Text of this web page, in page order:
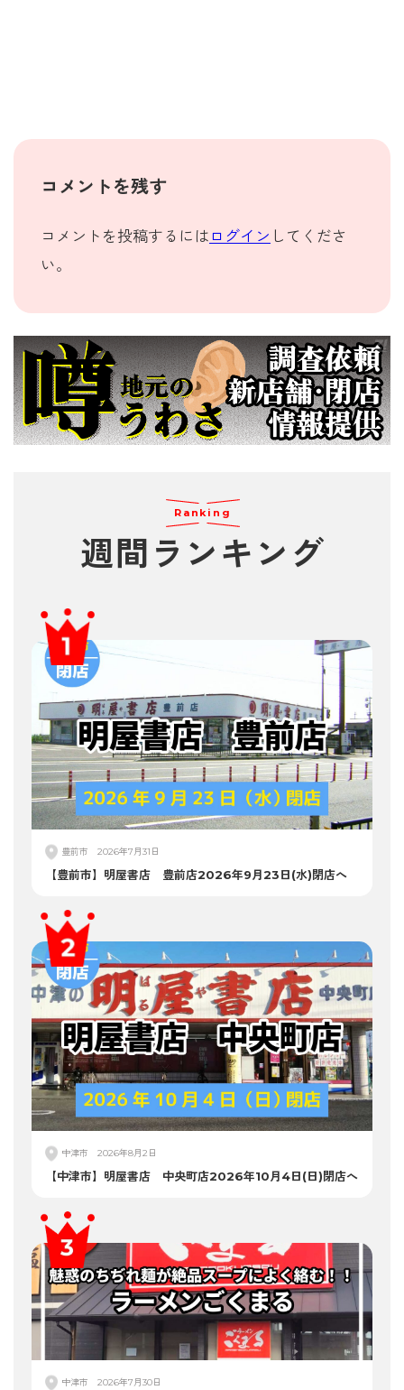
コメントを残す
コメントを投稿するには ログイン してくださ
い。
Ranking
週間 ランキング
豊前市 2026年7月31日
【豊前市】明屋書店 豊前店2026年9月23日(水)閉店へ
中津市 2026年8月2日
【中津市】明屋書店 中央町店2026年10月4日(日)閉店へ
中津市 2026年7月30日